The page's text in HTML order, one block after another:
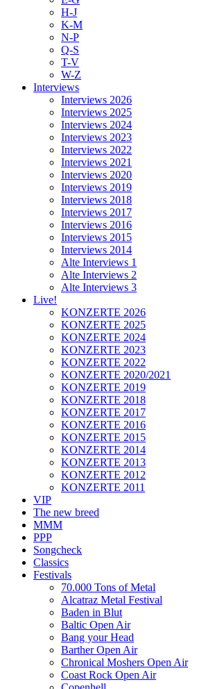
H-J
K-M
N-P
Q-S
T-V
W-Z
Interviews
Interviews 2026
Interviews 2025
Interviews 2024
Interviews 2023
Interviews 2022
Interviews 2021
Interviews 2020
Interviews 2019
Interviews 2018
Interviews 2017
Interviews 2016
Interviews 2015
Interviews 2014
Alte Interviews 1
Alte Interviews 2
Alte Interviews 3
Live!
KONZERTE 2026
KONZERTE 2025
KONZERTE 2024
KONZERTE 2023
KONZERTE 2022
KONZERTE 2020/2021
KONZERTE 2019
KONZERTE 2018
KONZERTE 2017
KONZERTE 2016
KONZERTE 2015
KONZERTE 2014
KONZERTE 2013
KONZERTE 2012
KONZERTE 2011
VIP
The new breed
MMM
PPP
Songcheck
Classics
Festivals
70.000 Tons of Metal
Alcatraz Metal Festival
Baden in Blut
Baltic Open Air
Bang your Head
Barther Open Air
Chronical Moshers Open Air
Coast Rock Open Air